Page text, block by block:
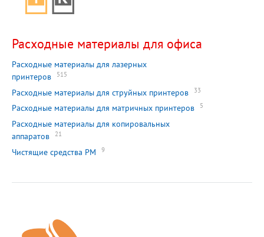
Расходные материалы для офиса
Расходные материалы для лазерных
принтеров
515
Расходные материалы для струйных принтеров 33
Расходные материалы для матричных принтеров 5
Расходные материалы для копировальных
аппаратов
21
Чистящие средства РМ 9